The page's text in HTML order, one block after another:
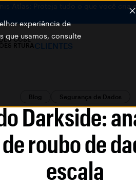
experiência de
que usamos, consulte
Atlas: Proteja tudo o que você cria
COBE
RTURA CLIENTES
Blog Segurança de Dados
Darkside:
roubo de
escala